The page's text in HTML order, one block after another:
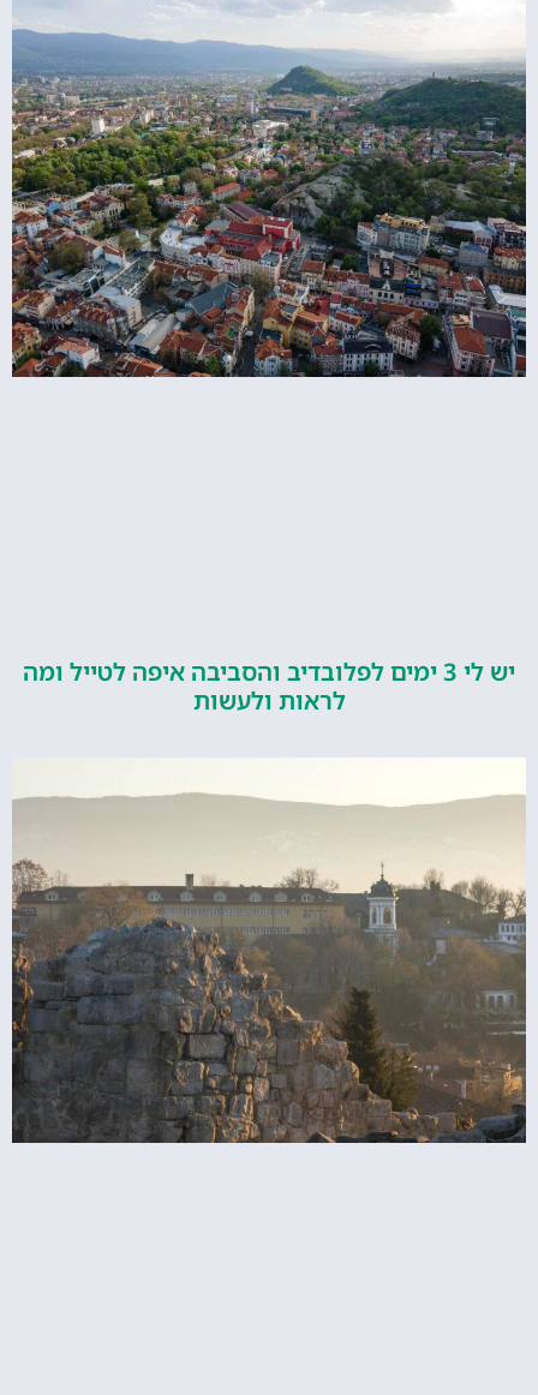
יש לי 3 ימים לפלובדיב והסביבה איפה לטייל ומה
לראות ולעשות